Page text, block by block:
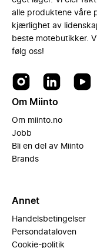
alle produktene våre
kjærlighet av
beste motebutikker.
følg oss!
Om Miinto
Om miinto.no
Jobb
Bli en del av Miinto
Brands
Annet
Handelsbetingelser
Persondataloven
Cookie-politik